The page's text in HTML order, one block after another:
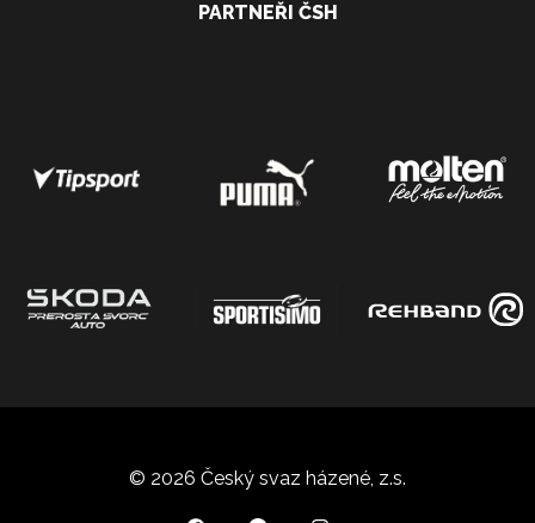
PARTNEŘI ČSH
© 2026 Český svaz házené, z.s.